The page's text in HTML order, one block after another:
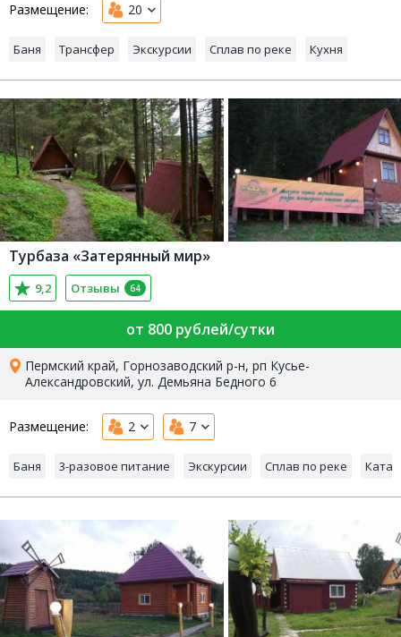
Размещение: 20
Баня Трансфер Экскурсии Сплав по реке Кухня
Турбаза «Затерянный мир»
9,2 Отзывы 64
от 800 рублей/сутки
Пермский край, Горнозаводский р-н, рп Кусье-
Александровский, ул. Демьяна Бедного 6
Размещение: 2 7
Баня 3-разовое питание Экскурсии Сплав по реке